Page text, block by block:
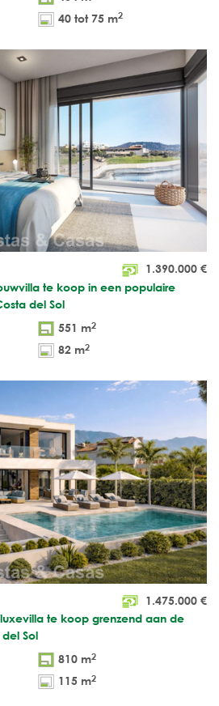
40 tot 75 m2
1.390.000 €
te koop in een populaire
del Sol
551 m2
82 m2
1.475.000 €
te koop grenzend aan de
Sol
810 m2
115 m2